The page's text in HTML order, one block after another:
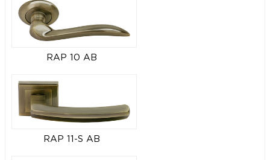
RAP 10 AB
RAP 11-S AB